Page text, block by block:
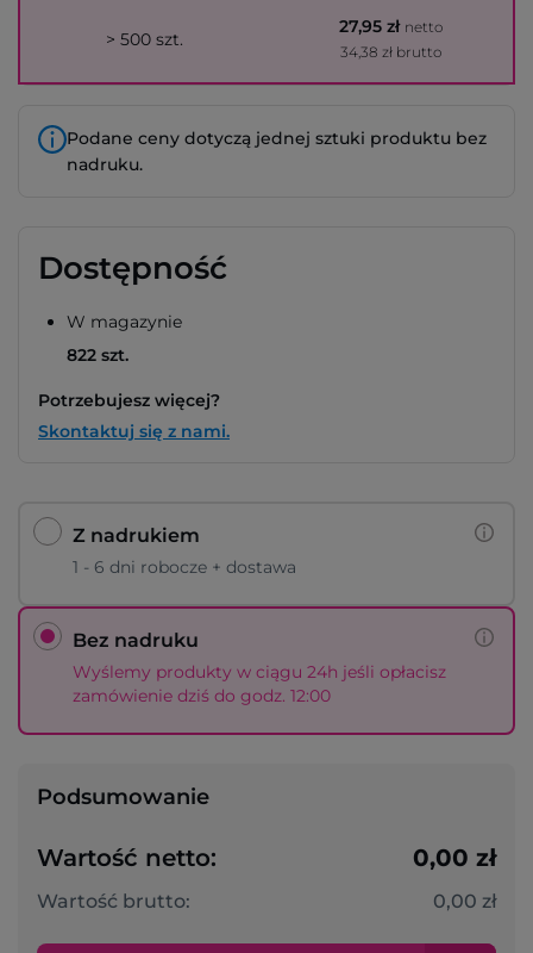
> 500 szt.
27,95 zł netto
34,38 zł brutto
Podane ceny dotyczą jednej sztuki produktu bez
nadruku.
Dostępność
W magazynie
822 szt.
Potrzebujesz więcej?
Skontaktuj się z nami.
Z nadrukiem
1 - 6 dni robocze + dostawa
Bez nadruku
Wyślemy produkty w ciągu 24h jeśli opłacisz
zamówienie dziś do godz. 12:00
Podsumowanie
Wartość netto: 0,00 zł
Wartość brutto: 0,00 zł